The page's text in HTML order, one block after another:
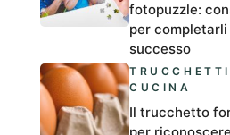
fotopuzzle:
per completarli
successo
TRUCCHETTI
CUCINA
Il trucchetto